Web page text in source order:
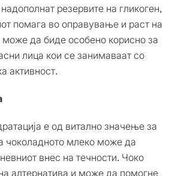
резервите на гликоген,
помага во оправување и раст на
да биде особено корисно за
лица кои се занимаваат со
активност.
е од витално значење за
чоколадното млеко може да
внес на течности. Чоко
алтернатива и може да помогне